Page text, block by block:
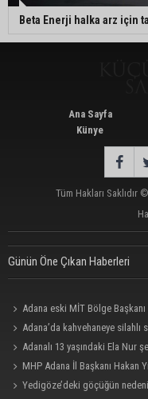
Beta Enerji halka arz için
Ana Sayfa
Künye
Tüm Hakları Saklıdır
Günün Öne Çıkan Haberleri
Adana eski MİT Bölge
Adana’da kahvehaneye silahlı
Adanalı 13 yaşındaki Ela Nur
MHP Adana İl Başkanı Hakan
değildir”
Yedigöze’deki göçüğün